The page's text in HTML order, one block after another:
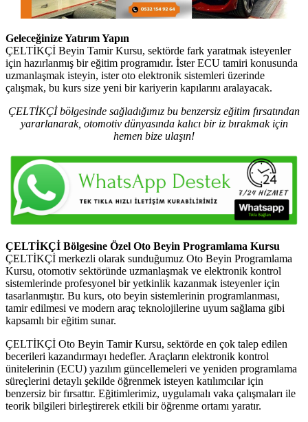
Geleceğinize Yatırım Yapın
ÇELTİKÇİ Beyin Tamir Kursu, sektörde fark yaratmak isteyenler
için hazırlanmış bir eğitim programıdır. İster ECU tamiri konusunda
uzmanlaşmak isteyin, ister oto elektronik sistemleri üzerinde
çalışmak, bu kurs size yeni bir kariyerin kapılarını aralayacak.
ÇELTİKÇİ bölgesinde sağladığımız bu benzersiz eğitim fırsatından
yararlanarak, otomotiv dünyasında kalıcı bir iz bırakmak için
hemen bize ulaşın!
ÇELTİKÇİ Bölgesine Özel Oto Beyin Programlama Kursu
ÇELTİKÇİ merkezli olarak sunduğumuz Oto Beyin Programlama
Kursu, otomotiv sektöründe uzmanlaşmak ve elektronik kontrol
sistemlerinde profesyonel bir yetkinlik kazanmak isteyenler için
tasarlanmıştır. Bu kurs, oto beyin sistemlerinin programlanması,
tamir edilmesi ve modern araç teknolojilerine uyum sağlama gibi
kapsamlı bir eğitim sunar.
ÇELTİKÇİ Oto Beyin Tamir Kursu, sektörde en çok talep edilen
becerileri kazandırmayı hedefler. Araçların elektronik kontrol
ünitelerinin (ECU) yazılım güncellemeleri ve yeniden programlama
süreçlerini detaylı şekilde öğrenmek isteyen katılımcılar için
benzersiz bir fırsattır. Eğitimlerimiz, uygulamalı vaka çalışmaları ile
teorik bilgileri birleştirerek etkili bir öğrenme ortamı yaratır.